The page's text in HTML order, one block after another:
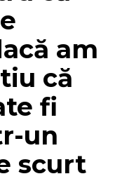
am
că
fi
un
scurt